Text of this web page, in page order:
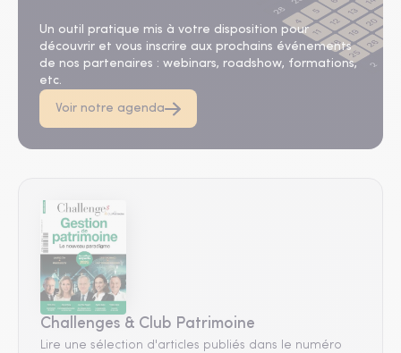
Un outil pratique mis à votre disposition pour
découvrir et vous inscrire aux prochains événements
de nos partenaires : webinars, roadshow, formations,
etc.
Voir notre agenda
Challenges & Club Patrimoine
Lire une sélection d'articles publiés dans le numéro